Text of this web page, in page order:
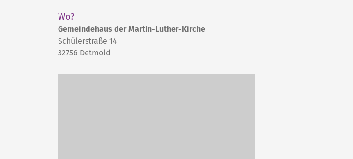
Wo?
Gemeindehaus der Martin-Luther-Kirche
Schülerstraße 14
32756 Detmold